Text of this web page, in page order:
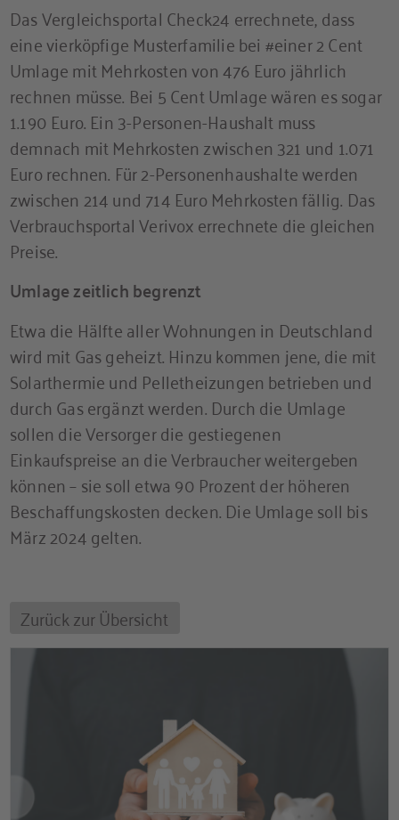
Das Vergleichsportal Check24 errechnete, dass
eine vierköpfige Musterfamilie bei #einer 2 Cent
Umlage mit Mehrkosten von 476 Euro jährlich
rechnen müsse. Bei 5 Cent Umlage wären es sogar
1.190 Euro. Ein 3-Personen-Haushalt muss
demnach mit Mehrkosten zwischen 321 und 1.071
Euro rechnen. Für 2-Personenhaushalte werden
zwischen 214 und 714 Euro Mehrkosten fällig. Das
Verbrauchsportal Verivox errechnete die gleichen
Preise.
Umlage zeitlich begrenzt
Etwa die Hälfte aller Wohnungen in Deutschland
wird mit Gas geheizt. Hinzu kommen jene, die mit
Solarthermie und Pelletheizungen betrieben und
durch Gas ergänzt werden. Durch die Umlage
sollen die Versorger die gestiegenen
Einkaufspreise an die Verbraucher weitergeben
können – sie soll etwa 90 Prozent der höheren
Beschaffungskosten decken. Die Umlage soll bis
März 2024 gelten.
Zurück zur Übersicht